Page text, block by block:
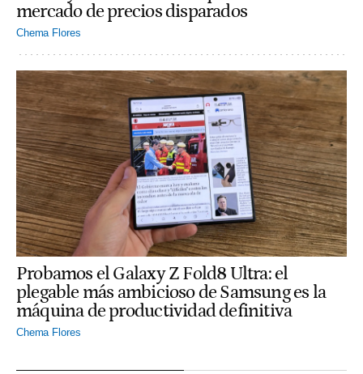
mercado de precios disparados
Chema Flores
Probamos el Galaxy Z Fold8 Ultra: el
plegable más ambicioso de Samsung es la
máquina de productividad definitiva
Chema Flores